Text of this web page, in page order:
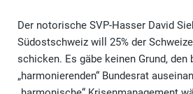
Der notorische SVP-Hasser David
Südostschweiz will 25% der
schicken. Es gäbe keinen Grund, den
„harmonierenden“ Bundesrat